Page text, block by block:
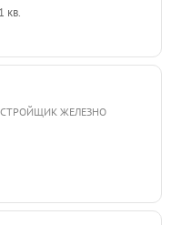
кв.
ЖЕЛЕЗНО